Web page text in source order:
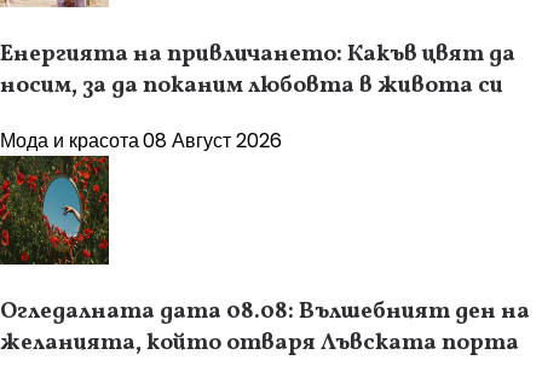
Енергията на привличането: Какъв цвят да
носим, за да поканим любовта в живота си
Мода и красота08 Август 2026
Огледалната дата 08.08: Вълшебният ден на
желанията, който отваря Лъвската порта